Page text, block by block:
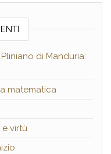
di Manduria:
matematica
e virtù